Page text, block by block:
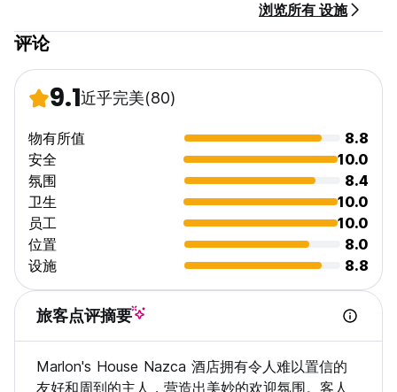
浏览所有 设施
评论
9.1近乎完美(80)
物有所值
8.8
安全
10.0
氛围
8.4
卫生
10.0
员工
10.0
位置
8.0
设施
8.8
旅客点评摘要
Marlon's House Nazca 酒店拥有令人难以置信的
友好和周到的主人，营造出美妙的欢迎氛围。客人